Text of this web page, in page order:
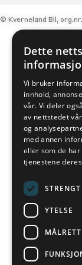
© Kverneland Bil,
Dette
Vi bruker
innhold,
vår. Vi deler
av nettstedet
og
med annen
eller som de
tjenestene
YTELSE